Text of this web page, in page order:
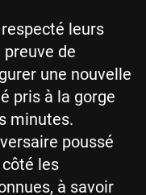
leurs
de
une nouvelle
pris à la gorge
minutes.
poussé
côté les
à savoir